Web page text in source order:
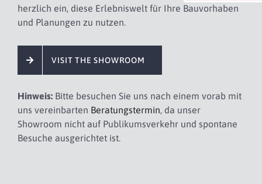
herzlich ein, diese Erlebniswelt für Ihre Bauvorhaben
und Planungen zu nutzen.
VISIT THE SHOWROOM
Hinweis:Bitte besuchen Sie uns nach einem vorab mit
uns vereinbarten Beratungstermin, da unser
Showroom nicht auf Publikumsverkehr und spontane
Besuche ausgerichtet ist.